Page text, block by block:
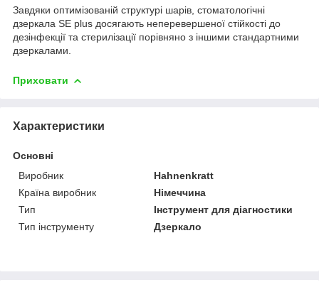
Завдяки оптимізованій структурі шарів, стоматологічні
дзеркала SE plus досягають неперевершеної стійкості до
дезінфекції та стерилізації порівняно з іншими стандартними
дзеркалами.
Приховати
Характеристики
Основні
Виробник
Hahnenkratt
Країна виробник
Німеччина
Тип
Інструмент для діагностики
Тип інструменту
Дзеркало